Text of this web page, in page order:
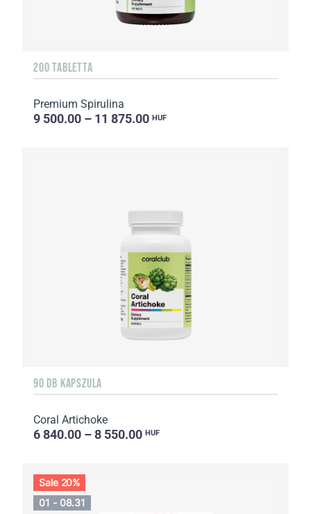
200 TABLETTA
Premium Spirulina
9 500.00 – 11 875.00 HUF
90 DB KAPSZULA
Coral Artichoke
6 840.00 – 8 550.00 HUF
Sale 20%
01 - 08.31